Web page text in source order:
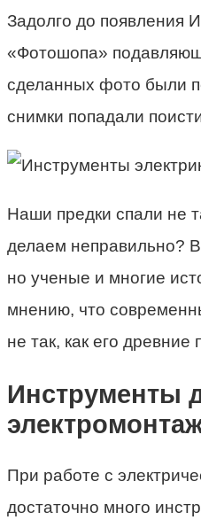
Задолго до появления
«Фотошопа»
сделанных фото были
снимки попадали
Наши предки спали не
делаем неправильно?
но ученые и многие
мнению, что
не так, как его
Инструменты
При работе с
достаточно много